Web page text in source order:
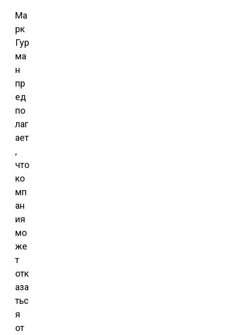
Ма
рк
Гур
ма
н
пр
ед
по
лаг
ает
,
что
ко
мп
ан
ия
мо
же
т
отк
аза
тьс
я
от